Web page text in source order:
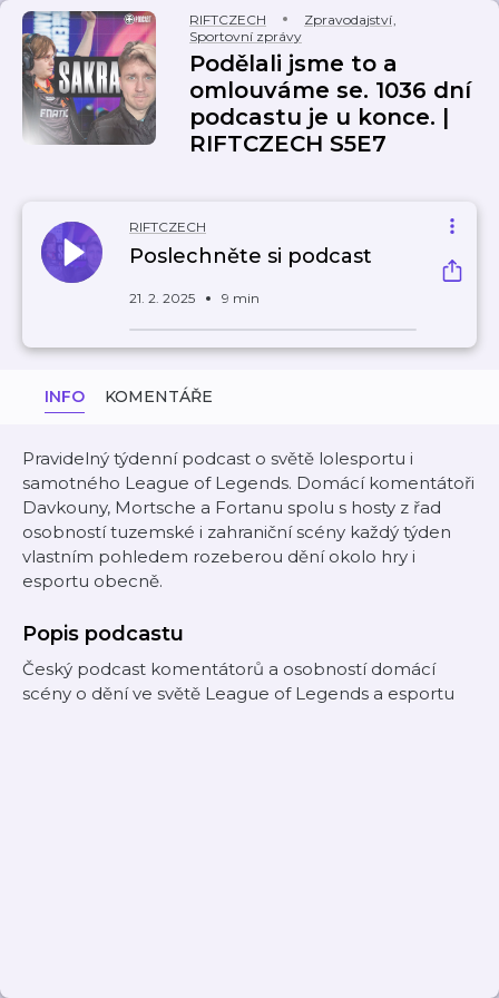
RIFTCZECH Zpravodajství,
Sportovní zprávy
Podělali jsme to a
omlouváme se. 1036 dní
podcastu je u konce. |
RIFTCZECH S5E7
RIFTCZECH
Poslechněte si podcast
21. 2. 2025 9 min
INFO KOMENTÁŘE
Pravidelný týdenní podcast o světě lolesportu i
samotného League of Legends. Domácí komentátoři
Davkouny, Mortsche a Fortanu spolu s hosty z řad
osobností tuzemské i zahraniční scény každý týden
vlastním pohledem rozeberou dění okolo hry i
esportu obecně.
Popis podcastu
Český podcast komentátorů a osobností domácí
scény o dění ve světě League of Legends a esportu